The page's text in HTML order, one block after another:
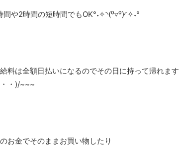
間や2時間の短時間でもOK°˖✧◝(⁰▿⁰)◜✧˖°
料は全額日払いになるのでその日に持って帰れます
・)/~~~
お金でそのままお買い物したり